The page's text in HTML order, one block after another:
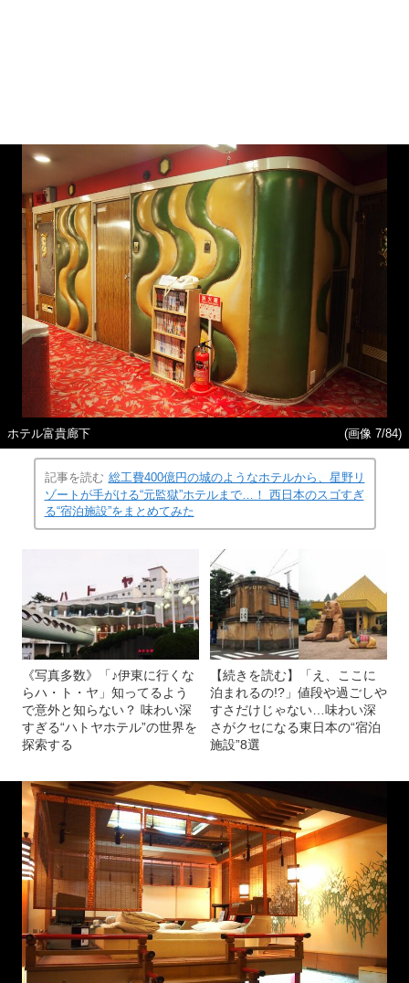
ホテル富貴廊下 (画像 7/84)
記事を読む 総工費400億円の城のようなホテルから、星野リ
ゾートが手がける“元監獄”ホテルまで…！ 西日本のスゴすぎ
る“宿泊施設”をまとめてみた
《写真多数》「♪伊東に行くな
らハ・ト・ヤ」知ってるよう
で意外と知らない？ 味わい深
すぎる“ハトヤホテル”の世界を
探索する
【続きを読む】「え、ここに
泊まれるの!?」値段や過ごしや
すさだけじゃない…味わい深
さがクセになる東日本の“宿泊
施設”8選